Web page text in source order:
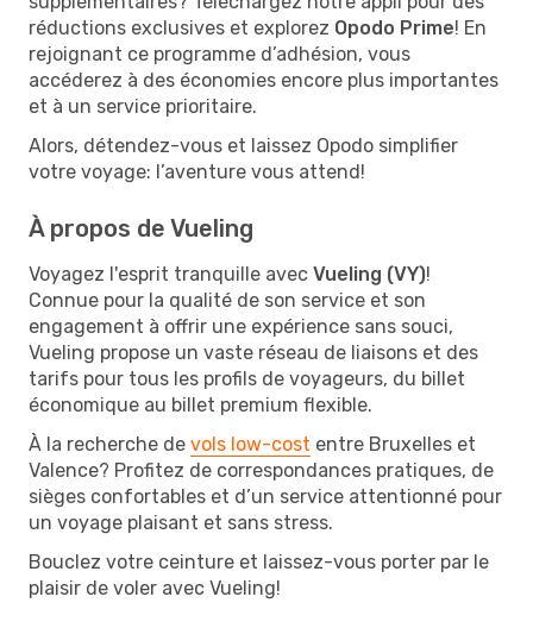
réductions exclusives et explorez Opodo Prime! En
rejoignant ce programme d’adhésion, vous
accéderez à des économies encore plus importantes
et à un service prioritaire.
Alors, détendez-vous et laissez Opodo simplifier
votre voyage: l’aventure vous attend!
À propos de Vueling
Voyagez l'esprit tranquille avec Vueling (VY)!
Connue pour la qualité de son service et son
engagement à offrir une expérience sans souci,
Vueling propose un vaste réseau de liaisons et des
tarifs pour tous les profils de voyageurs, du billet
économique au billet premium flexible.
À la recherche de vols low-cost entre Bruxelles et
Valence? Profitez de correspondances pratiques, de
sièges confortables et d’un service attentionné pour
un voyage plaisant et sans stress.
Bouclez votre ceinture et laissez-vous porter par le
plaisir de voler avec Vueling!